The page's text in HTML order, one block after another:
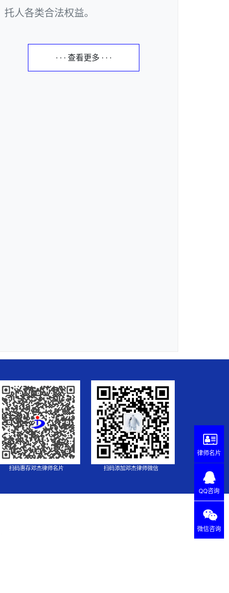
托人各类合法权益。
· · · 查看更多 · · ·
扫码惠存邓杰律师名片 扫码添加邓杰律师微信
律师名片
QQ咨询
微信咨询